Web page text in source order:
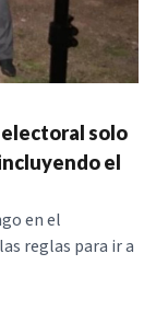
solo
el
en el
reglas para ir a